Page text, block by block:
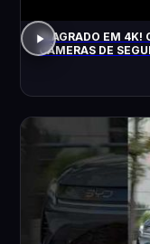
FLAGRADO EM 4K!
CÂMERAS DE